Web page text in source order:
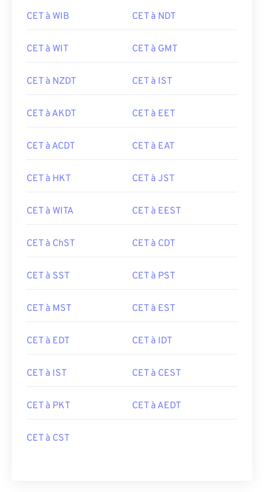
CET à WIB CET à NDT
CET à WIT CET à GMT
CET à NZDT CET à IST
CET à AKDT CET à EET
CET à ACDT CET à EAT
CET à HKT CET à JST
CET à WITA CET à EEST
CET à ChST CET à CDT
CET à SST CET à PST
CET à MST CET à EST
CET à EDT CET à IDT
CET à IST CET à CEST
CET à PKT CET à AEDT
CET à CST